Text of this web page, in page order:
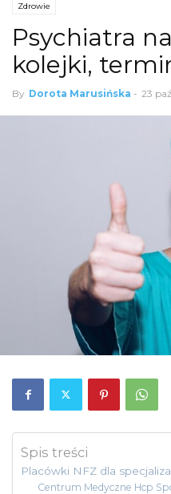
Zdrowie
Psychiatra
kolejki,
By Dorota Marusińska - 23
Spis treści
Placówki NFZ dla
Centrum Medyczne Hcp